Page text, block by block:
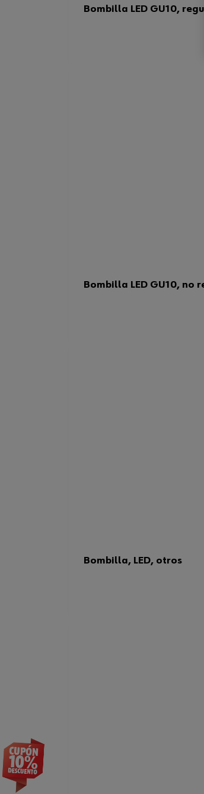
Bombilla LED GU10,
Bombilla LED GU10, no
Bombilla, LED, otros